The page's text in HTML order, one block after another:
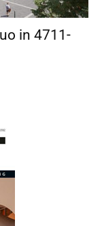
in 4711-